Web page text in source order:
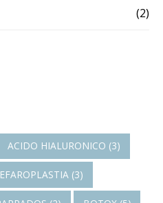
(2)
ACIDO HIALURONICO (3)
(3)